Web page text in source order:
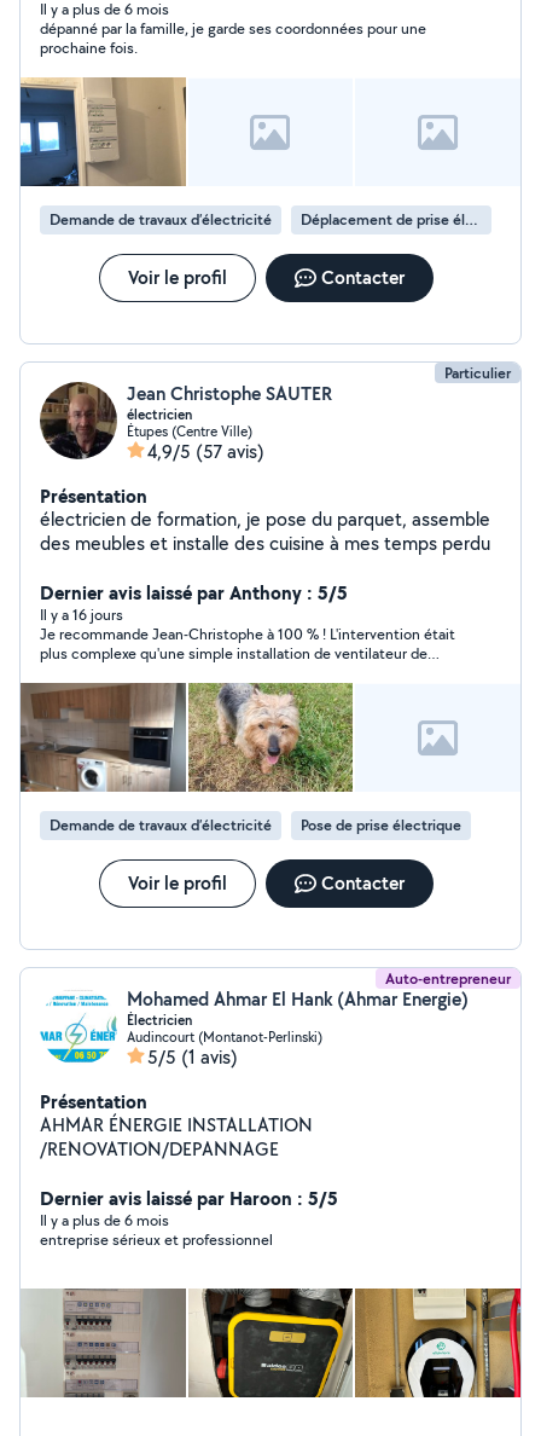
Il y a plus de 6 mois
dépanné par la famille, je garde ses coordonnées pour une
prochaine fois.
Demande de travaux d’électricité Déplacement de prise électrique
Voir le profil Contacter
Particulier
Jean Christophe SAUTER
électricien
Étupes (Centre Ville)
4,9/5 (57 avis)
Présentation
électricien de formation, je pose du parquet, assemble
des meubles et installe des cuisine à mes temps perdu
Dernier avis laissé par Anthony : 5/5
Il y a 16 jours
Je recommande Jean-Christophe à 100 % ! L'intervention était
plus complexe qu'une simple installation de ventilateur de
et de réaliser un travail impeccable. Il est très soigneux,
minutieux et ne compte pas son temps pour que tout soit
parfaitement réalisé. En plus d'être très professionnel, il est
agréable, à l'écoute et de bon conseil. Je suis entièrement
satisfait du résultat et je referai appel à lui sans hésiter. Merci
encore !
Demande de travaux d’électricité
Pose de prise électrique
Voir le profil Contacter
Auto-entrepreneur
Mohamed Ahmar El Hank (Ahmar Energie)
Électricien
Audincourt (Montanot-Perlinski)
5/5 (1 avis)
Présentation
AHMAR ÉNERGIE INSTALLATION
/RENOVATION/DEPANNAGE
Dernier avis laissé par Haroon : 5/5
Il y a plus de 6 mois
entreprise sérieux et professionnel